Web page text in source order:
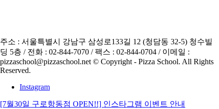
주소 : 서울특별시 강남구 삼성로133길 12 (청담동 32-5) 청수빌
딩 5층 / 전화 : 02-844-7070 / 팩스 : 02-844-0704 / 이메일 :
pizzaschool@pizzaschool.net © Copyright - Pizza School. All Rights
Reserved.
Instagram
[7월30일 구로항동점 OPEN!!] 인스타그램 이벤트 안내